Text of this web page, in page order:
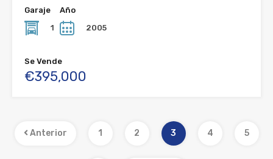
Garaje
1
Año
2005
Se Vende
€395,000
Anterior 1 2 3 4 5